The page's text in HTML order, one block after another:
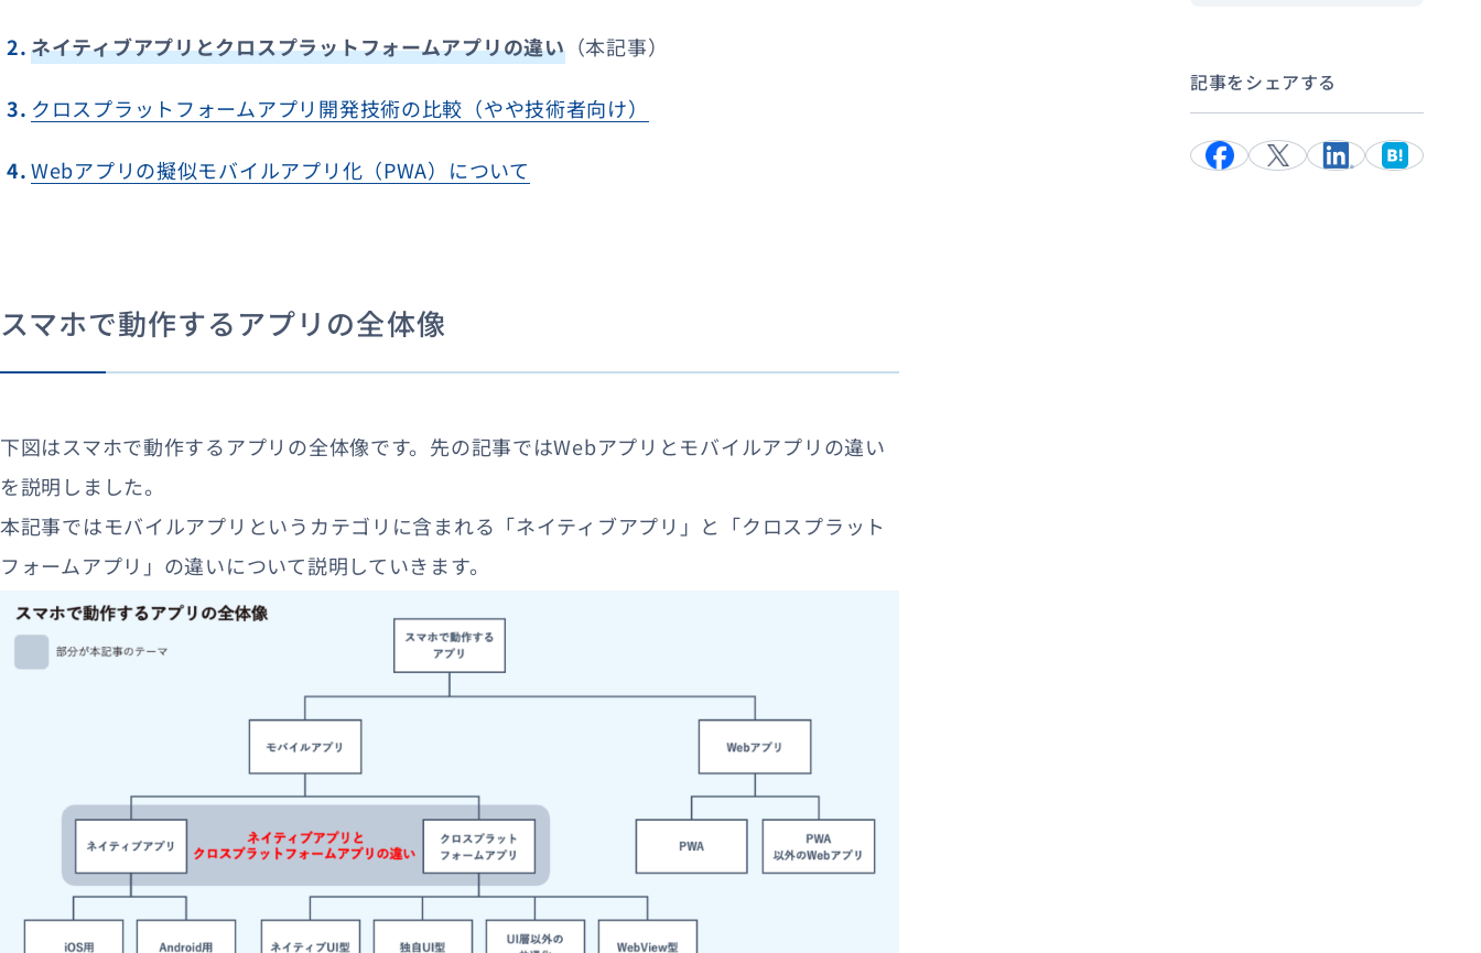
ネイティブアプリとクロスプラットフォームアプリの違い（本記事）
クロスプラットフォームアプリ開発技術の比較（やや技術者向け）
Webアプリの擬似モバイルアプリ化（PWA）について
スマホで動作するアプリの全体像
下図はスマホで動作するアプリの全体像です。先の記事ではWebアプリとモバイルアプリの違い
を説明しました。
本記事ではモバイルアプリというカテゴリに含まれる「ネイティブアプリ」と「クロスプラット
フォームアプリ」の違いについて説明していきます。
記事をシェアする